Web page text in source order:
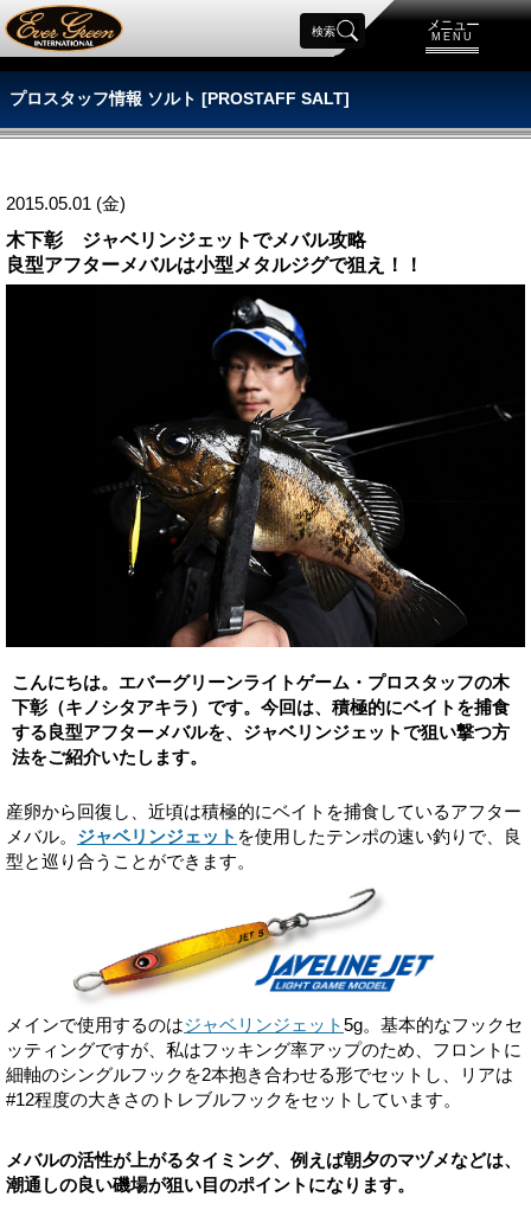
メニュー
MENU
検索
プロスタッフ情報 ソルト [PROSTAFF SALT]
2015.05.01 (金)
木下彰 ジャベリンジェットでメバル攻略
良型アフターメバルは小型メタルジグで狙え！！
こんにちは。エバーグリーンライトゲーム・プロスタッフの木
下彰（キノシタアキラ）です。今回は、積極的にベイトを捕食
する良型アフターメバルを、ジャベリンジェットで狙い撃つ方
法をご紹介いたします。
産卵から回復し、近頃は積極的にベイトを捕食しているアフター
メバル。 ジャベリンジェット を使用したテンポの速い釣りで、良
型と巡り合うことができます。
メインで使用するのはジャベリンジェット5g。基本的なフックセ
ッティングですが、私はフッキング率アップのため、フロントに
細軸のシングルフックを2本抱き合わせる形でセットし、リアは
#12程度の大きさのトレブルフックをセットしています。
メバルの活性が上がるタイミング、例えば朝夕のマヅメなどは、
潮通しの良い磯場が狙い目のポイントになります。